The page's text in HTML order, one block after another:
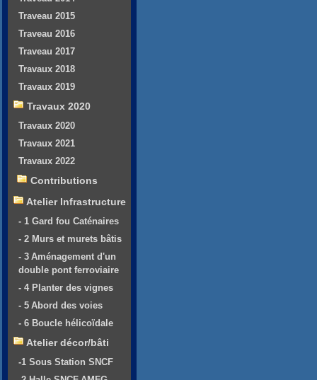
Traveau 2015
Traveau 2016
Traveau 2017
Travaux 2018
Travaux 2019
Travaux 2020
Travaux 2020
Travaux 2021
Travaux 2022
Contributions
Atelier Infrastructure
- 1 Gard fou Caténaires
- 2 Murs et murets bâtis
- 3 Aménagement d'un
double pont ferroviaire
- 4 Planter des vignes
- 5 Abord des voies
- 6 Boucle hélicoïdale
Atelier décor/bâti
-1 Sous Station SNCF